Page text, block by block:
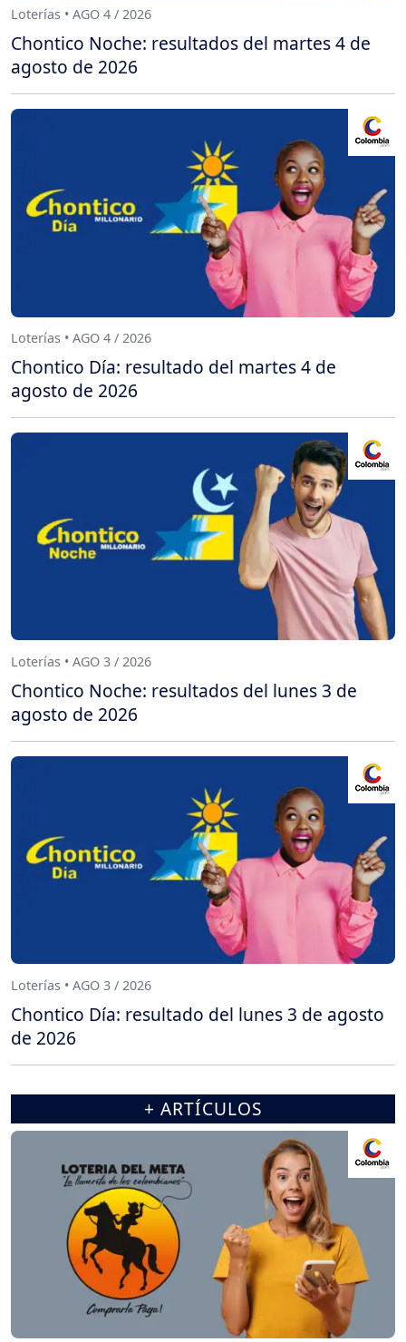
Loterías • AGO 4 / 2026
Chontico Noche: resultados del martes 4 de
agosto de 2026
Loterías • AGO 4 / 2026
Chontico Día: resultado del martes 4 de
agosto de 2026
Loterías • AGO 3 / 2026
Chontico Noche: resultados del lunes 3 de
agosto de 2026
Loterías • AGO 3 / 2026
Chontico Día: resultado del lunes 3 de agosto
de 2026
+ ARTÍCULOS